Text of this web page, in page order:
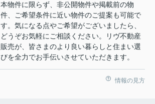
本物件に限らず、非公開物件や掲載前の物
件、ご希望条件に近い物件のご提案も可能で
す。気になる点やご希望がございましたら、
どうぞお気軽にご相談ください。リヴ不動産
販売が、皆さまのより良い暮らしと住まい選
びを全力でお手伝いさせていただきます。
情報の見方